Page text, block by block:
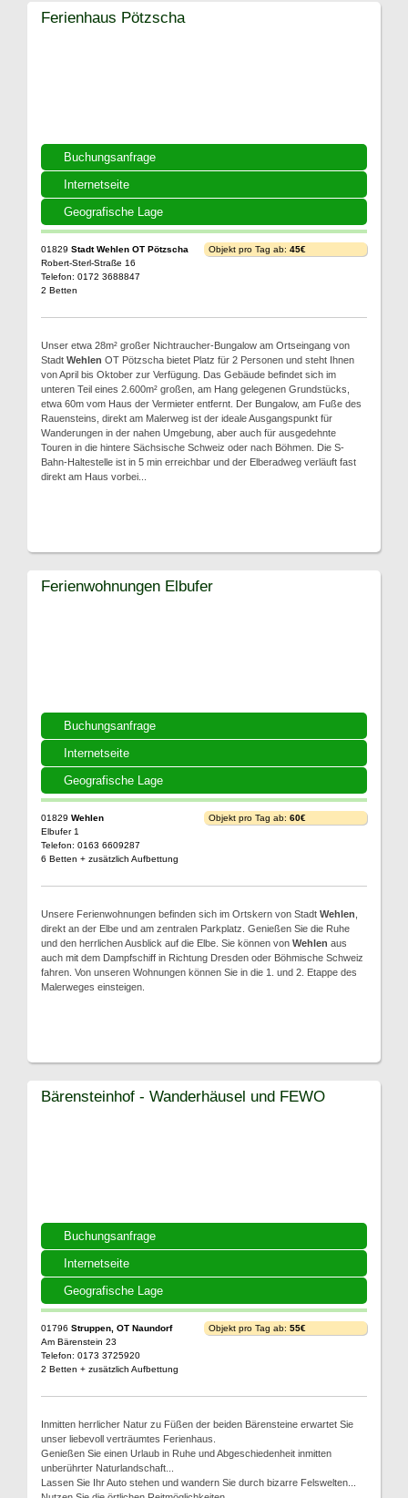
Buchungsanfrage
Internetseite
Geografische Lage
Ferienhaus Pötzscha
01829 Stadt Wehlen OT Pötzscha
Robert-Sterl-Straße 16
Telefon: 0172 3688847
2 Betten
Objekt pro Tag ab: 45€
Unser etwa 28m² großer Nichtraucher-Bungalow am Ortseingang von
Stadt Wehlen OT Pötzscha bietet Platz für 2 Personen und steht Ihnen
von April bis Oktober zur Verfügung. Das Gebäude befindet sich im
unteren Teil eines 2.600m² großen, am Hang gelegenen Grundstücks,
etwa 60m vom Haus der Vermieter entfernt. Der Bungalow, am Fuße des
Rauensteins, direkt am Malerweg ist der ideale Ausgangspunkt für
Wanderungen in der nahen Umgebung, aber auch für ausgedehnte
Touren in die hintere Sächsische Schweiz oder nach Böhmen. Die S-
Bahn-Haltestelle ist in 5 min erreichbar und der Elberadweg verläuft fast
direkt am Haus vorbei...
Buchungsanfrage
Internetseite
Geografische Lage
Ferienwohnungen Elbufer
01829 Wehlen
Elbufer 1
Telefon: 0163 6609287
6 Betten + zusätzlich Aufbettung
Objekt pro Tag ab: 60€
Unsere Ferienwohnungen befinden sich im Ortskern von Stadt Wehlen
direkt an der Elbe und am zentralen Parkplatz. Genießen Sie die Ruhe
und den herrlichen Ausblick auf die Elbe. Sie können von Wehlen aus
auch mit dem Dampfschiff in Richtung Dresden oder Böhmische Schweiz
fahren. Von unseren Wohnungen können Sie in die 1. und 2. Etappe des
Malerweges einsteigen.
Buchungsanfrage
Internetseite
Geografische Lage
Bärensteinhof - Wanderhäusel und FEWO
01796 Struppen, OT Naundorf
Am Bärenstein 23
Telefon: 0173 3725920
2 Betten + zusätzlich Aufbettung
Objekt pro Tag ab: 55€
Inmitten herrlicher Natur zu Füßen der beiden Bärensteine erwartet Sie
unser liebevoll verträumtes Ferienhaus.
Genießen Sie einen Urlaub in Ruhe und Abgeschiedenheit inmitten
unberührter Naturlandschaft...
Lassen Sie Ihr Auto stehen und wandern Sie durch bizarre Felswelten...